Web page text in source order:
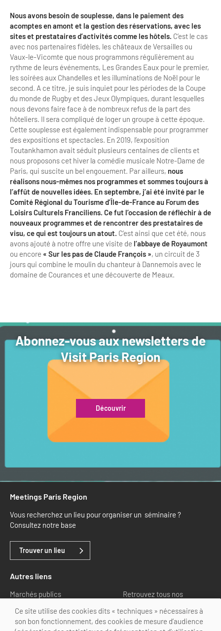
Nous avons besoin de souplesse, dans le paiement des
acomptes en amont et la gestion des réservations, avec les
sites et prestataires d’activités comme les hôtels. C’est le cas
avec nos partenaires fidèles, les châteaux de Versailles ou
Vaux-le-Vicomte que nous programmons régulièrement au
rythme de leurs événements, Les Grandes Eaux pour le premier,
les soirées aux Chandelles et les illuminations de Noël pour le
second. A ce titre, je suis inquiet pour les périodes de la Coupe
du monde de Rugby et des Jeux Olympiques, durant lesquelles
nous devons faire face à de nombreux refus de la part des
hôteliers. Il sera compliqué de loger un groupe à cette époque.
Cette souplesse est également indispensable pour programmer
des expositions et spectacles. En 2019, l’exposition
Toutankhamon avait séduit plusieurs centaines de clients et
nous proposons cet hiver la comédie musicale Notre-Dame de
Paris, qui suscite un bel engouement. Par ailleurs, nous
réalisons nous-mêmes nos programmes et sommes toujours à
l’affût de nouvelles idées. En septembre, j’ai été invité par le
Comité Régional du Tourisme d’Île-de-France au Forum des
Loisirs Culturels Franciliens. Ce fut l’occasion de réfléchir à de
nouveaux programmes et de rencontrer des prestataires de
visu, ce qui est toujours un atout. C’est ainsi que cet été, nous
avons ajouté à notre offre une visite de l’abbaye de Royaumont
ou encore « Sur les pas de Claude François », un circuit de 3
jours qui combine le moulin du chanteur à Dannemois avec le
domaine de Courances et une découverte de Meaux.
Abonnez-vous aux newsletters de
Visit Paris Region
Découvrir
Meetings Paris Region
Vous recherchez un lieu pour organiser un séminaire ?
Consultez notre base
Trouver un lieu
Autres liens
Marchés publics
Retrouvez tous nos
Ce site utilise des cookies dits « techniques » nécessaires à
son bon fonctionnement, des cookies de mesure d’audience